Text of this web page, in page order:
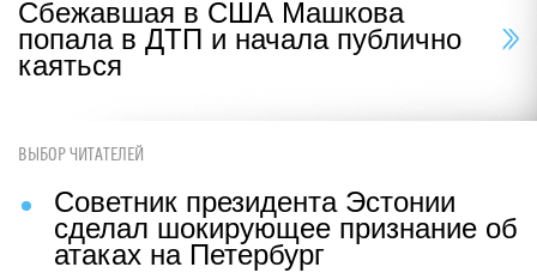
Сбежавшая в США Машкова
попала в ДТП и начала публично
каяться
ВЫБОР ЧИТАТЕЛЕЙ
Советник президента Эстонии
сделал шокирующее признание об
атаках на Петербург